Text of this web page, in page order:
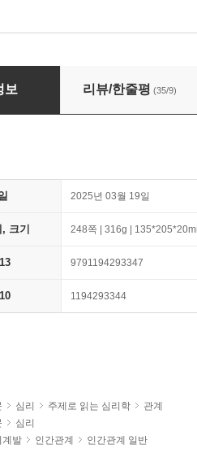
을 놓겠습니다
보 리뷰/한줄평 (35/9)
2025년 03월 19일
크기 248쪽 | 316g |
9791194293347
1194293344
심리 주제로 읽는 심리학
관계
심리
계발 인간관계 인간관계 일반